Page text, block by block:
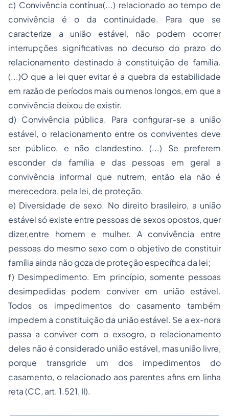
c) Convivência contínua(...) relacionado ao tempo de
convivência é o da continuidade. Para que se
caracterize a união estável, não podem ocorrer
interrupções significativas no decurso do prazo do
relacionamento destinado à constituição de família.
(...)O que a lei quer evitar é a quebra da estabilidade
em razão de períodos mais ou menos longos, em que a
convivência deixou de existir.
d) Convivência pública. Para configurar-se a união
estável, o relacionamento entre os conviventes deve
ser público, e não clandestino. (...) Se preferem
esconder da família e das pessoas em geral a
convivência informal que nutrem, então ela não é
merecedora, pela lei, de proteção.
e) Diversidade de sexo. No direito brasileiro, a união
estável só existe entre pessoas de sexos opostos, quer
dizer,entre homem e mulher. A convivência entre
pessoas do mesmo sexo com o objetivo de constituir
família ainda não goza de proteção específica da lei;
f) Desimpedimento. Em princípio, somente pessoas
desimpedidas podem conviver em união estável.
Todos os impedimentos do casamento também
impedem a constituição da união estável. Se a ex-nora
passa a conviver com o exsogro, o relacionamento
deles não é considerado união estável, mas união livre,
porque transgride um dos impedimentos do
casamento, o relacionado aos parentes afins em linha
reta (CC, art. 1.521, II).